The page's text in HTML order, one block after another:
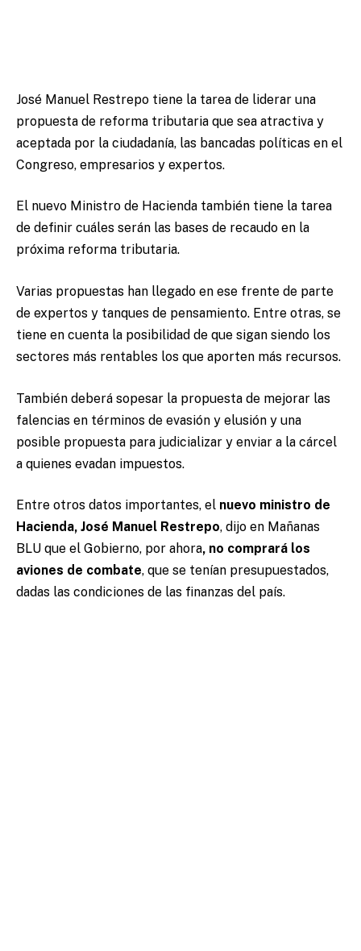
José Manuel Restrepo tiene la tarea de liderar una
propuesta de reforma tributaria que sea atractiva y
aceptada por la ciudadanía, las bancadas políticas en el
Congreso, empresarios y expertos.
El nuevo Ministro de Hacienda también tiene la tarea
de definir cuáles serán las bases de recaudo en la
próxima reforma tributaria.
Varias propuestas han llegado en ese frente de parte
de expertos y tanques de pensamiento. Entre otras, se
tiene en cuenta la posibilidad de que sigan siendo los
sectores más rentables los que aporten más recursos.
También deberá sopesar la propuesta de mejorar las
falencias en términos de evasión y elusión y una
posible propuesta para judicializar y enviar a la cárcel
a quienes evadan impuestos.
Entre otros datos importantes, el nuevo ministro de
Hacienda, José Manuel Restrepo, dijo en Mañanas
BLU que el Gobierno, por ahora, no comprará los
aviones de combate, que se tenían presupuestados,
dadas las condiciones de las finanzas del país.